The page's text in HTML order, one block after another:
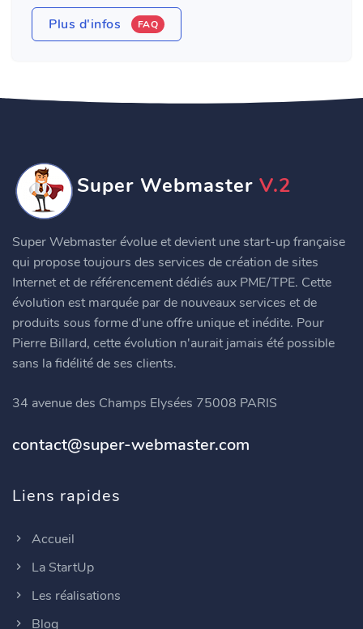
Plus d'infos FAQ
Super Webmaster V.2
Super Webmaster évolue et devient une start-up française
qui propose toujours des services de création de sites
Internet et de référencement dédiés aux PME/TPE. Cette
évolution est marquée par de nouveaux services et de
produits sous forme d'une offre unique et inédite. Pour
Pierre Billard, cette évolution n'aurait jamais été possible
sans la fidélité de ses clients.
34 avenue des Champs Elysées 75008 PARIS
contact@super-webmaster.com
Liens rapides
Accueil
La StartUp
Les réalisations
Blog